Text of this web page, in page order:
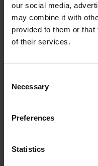
our social media,
may combine it with
provided to them or
of their services.
Selection
Necessary
Preferences
Statistics
Clean
Disinfect
Perform
Weiter lesen
Ergebnissen